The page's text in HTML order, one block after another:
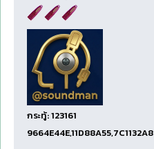
กระทู้: 123161
9664E44E,11D88A55,7C1132A8